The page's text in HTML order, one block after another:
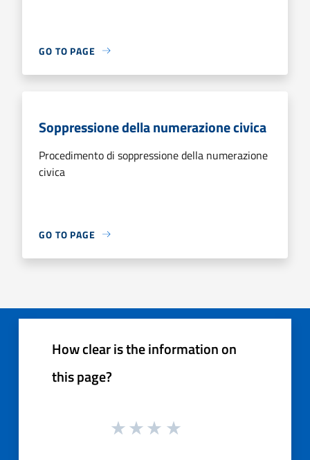
GO TO PAGE
Soppressione della numerazione civica
Procedimento di soppressione della numerazione
civica
GO TO PAGE
How clear is the information on
this page?